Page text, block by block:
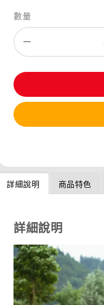
數量
詳細說明 商品特色
詳細說明